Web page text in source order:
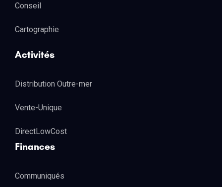
Conseil
Cartographie
Activités
Distribution Outre-mer
Vente-Unique
DirectLowCost
Finances
Communiqués